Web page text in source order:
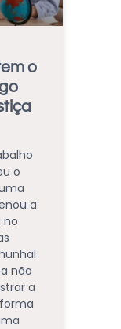
o
o
a
no
não
a